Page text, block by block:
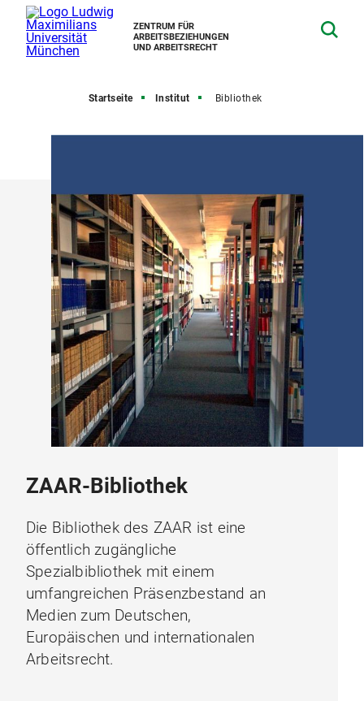
ZENTRUM FÜR
ARBEITSBEZIEHUNGEN
UND ARBEITSRECHT
Startseite Institut Bibliothek
ZAAR-Bibliothek
Die Bibliothek des ZAAR ist eine
öffentlich zugängliche
Spezialbibliothek mit einem
umfangreichen Präsenzbestand an
Medien zum Deutschen,
Europäischen und internationalen
Arbeitsrecht.